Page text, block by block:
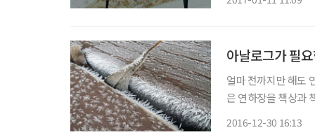
아날로그가 필
얼마 전까지만 해도
은 연하장을 책상과
2016-12-30 16:13